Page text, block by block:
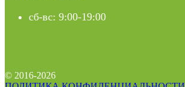
сб-вс: 9:00-19:00
© 2016-2026